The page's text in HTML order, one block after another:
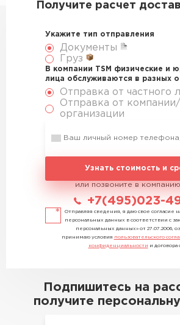
Получите расчет
Укажите тип отправления
Документы
Груз
В компании TSM физические и
лица обслуживаются в разных
Отправка от частного
Отправка от компании/
организации
Узнать стоимость и
или позвоните в компанию
+7(495)023-
Отправляя сведения, я даю свое согласие
персональных данных в соответствии с
персональных данных» от 27.07.2006,
принимаю условия пользовательского
конфиденциальности и договора
Подпишитесь на
получите